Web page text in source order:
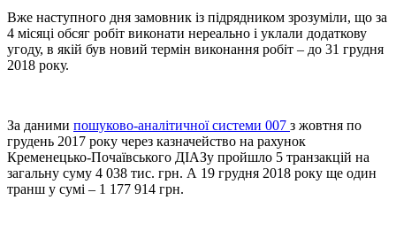
Вже наступного дня замовник із підрядником зрозуміли, що за
4 місяці обсяг робіт виконати нереально і уклали додаткову
угоду, в якій був новий термін виконання робіт – до 31 грудня
2018 року.
За даними пошуково-аналітичної системи 007 з жовтня по
грудень 2017 року через казначейство на рахунок
Кременецько-Почаївського ДІАЗу пройшло 5 транзакцій на
загальну суму 4 038 тис. грн. А 19 грудня 2018 року ще один
транш у сумі – 1 177 914 грн.